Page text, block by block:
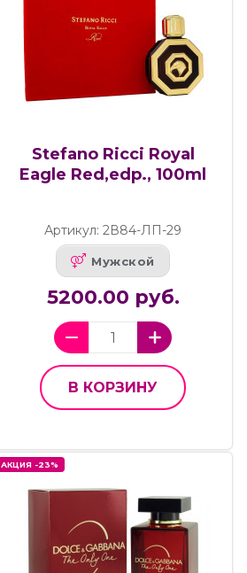
Stefano Ricci Royal
Eagle Red,edp., 100ml
Артикул: 2В84-ЛП-29
Мужской
5200.00 руб.
В КОРЗИНУ
АКЦИЯ -23%